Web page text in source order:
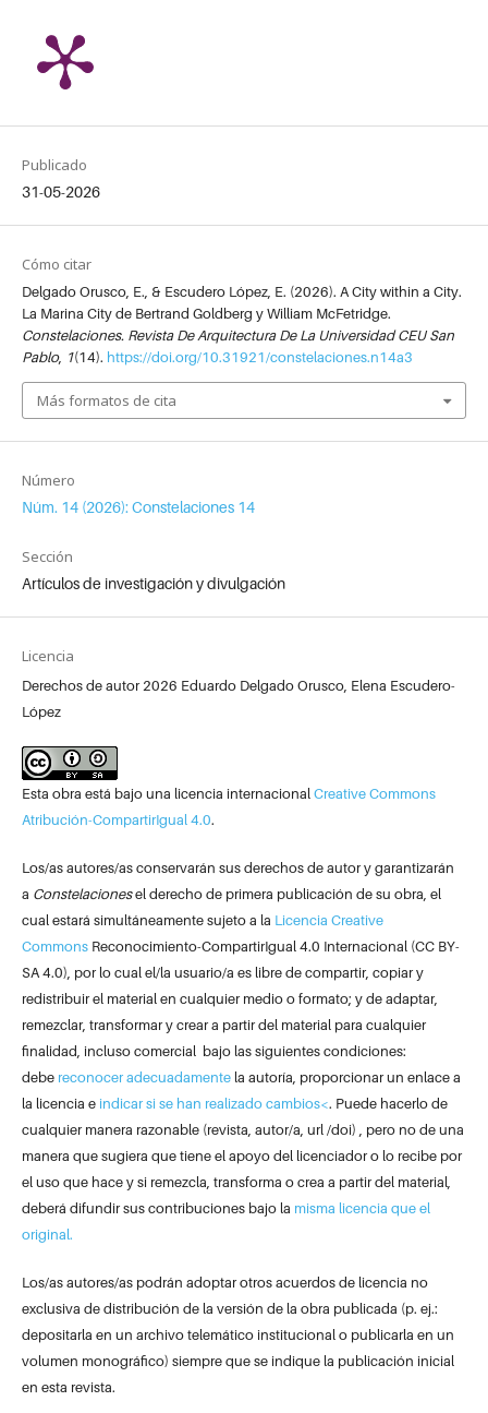
Publicado
31-05-2026
Número
Núm. 14 (2026): Constelaciones 14
Sección
Artículos de investigación y divulgación
Licencia
Derechos de autor 2026 Eduardo Delgado Orusco, Elena Escudero-
López
Esta obra está bajo una licencia internacionalCreative Commons
Atribución-CompartirIgual 4.0.
Los/as autores/as conservarán sus derechos de autor y garantizarán
a Constelacionesel derecho de primera publicación de su obra, el
cual estará simultáneamente sujeto a la Licencia Creative
Commons Reconocimiento-CompartirIgual 4.0 Internacional (CC BY-
SA 4.0), por lo cual el/la usuario/a es libre de compartir, copiar y
redistribuir el material en cualquier medio o formato; y de adaptar,
remezclar, transformar y crear a partir del material para cualquier
finalidad, incluso comercial bajo las siguientes condiciones:
debe reconocer adecuadamentela autoría, proporcionar un enlace a
la licencia e indicar si se han realizado cambios<. Puede hacerlo de
cualquier manera razonable (revista, autor/a, url /doi) , pero no de una
manera que sugiera que tiene el apoyo del licenciador o lo recibe por
el uso que hace y si remezcla, transforma o crea a partir del material,
deberá difundir sus contribuciones bajo la misma licencia que el
original.
Los/as autores/as podrán adoptar otros acuerdos de licencia no
exclusiva de distribución de la versión de la obra publicada (p. ej.:
depositarla en un archivo telemático institucional o publicarla en un
volumen monográfico) siempre que se indique la publicación inicial
en esta revista.
Cómo citar
Delgado Orusco, E., & Escudero López, E. (2026). A City within a City.
La Marina City de Bertrand Goldberg y William McFetridge.
Constelaciones. Revista De Arquitectura De La Universidad CEU San
Pablo, 1(14). https://doi.org/10.31921/constelaciones.n14a3
Más formatos de cita